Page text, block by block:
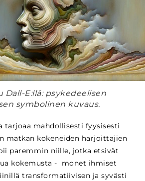
Dall-E:llä: psykedeelisen
symbolinen kuvaus.
tarjoaa mahdollisesti fyysisesti
matkan kokeneiden harjoittajien
paremmin niille, jotka etsivät
kokemusta -
monet ihmiset
transformatiivisen ja syvästi